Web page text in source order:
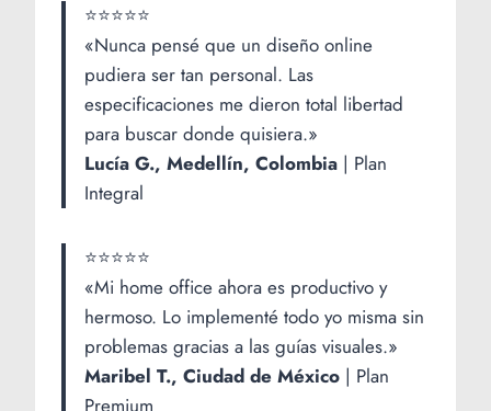
⭐⭐⭐⭐⭐
«Nunca pensé que un diseño online
pudiera ser tan personal. Las
especificaciones me dieron total libertad
para buscar donde quisiera.»
Lucía G., Medellín, Colombia | Plan
Integral
⭐⭐⭐⭐⭐
«Mi home office ahora es productivo y
hermoso. Lo implementé todo yo misma sin
problemas gracias a las guías visuales.»
Maribel T., Ciudad de México | Plan
Premium